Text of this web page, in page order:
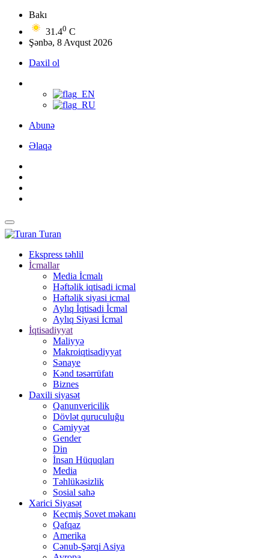
Bakı
31.40 C
Şənbə, 8 Avqust 2026
Daxil ol
Abunə
Əlaqə
Turan
Ekspress təhlil
İcmallar
Media İcmalı
Həftəlik iqtisadi icmal
Həftəlik siyasi icmal
Aylıq İqtisadi İcmal
Aylıq Siyasi İcmal
İqtisadiyyat
Maliyyə
Makroiqtisadiyyat
Sənaye
Kənd təsərrüfatı
Biznes
Daxili siyasət
Qanunvericilik
Dövlət quruculuğu
Cəmiyyət
Gender
Din
İnsan Hüquqları
Media
Təhlükəsizlik
Sosial sahə
Xarici Siyasət
Keçmiş Sovet məkanı
Qafqaz
Amerika
Cənub-Şərqi Asiya